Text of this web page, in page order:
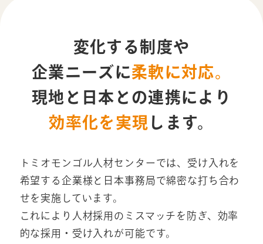
変化する制度や
企業ニーズに柔軟に対応。
現地と日本との連携により
効率化を実現 します。
トミオモンゴル人材センターでは、受け入れを
希望する企業様と日本事務局で綿密な打ち合わ
せを実施しています。
これにより人材採用のミスマッチを防ぎ、効率
的な採用・受け入れが可能です。